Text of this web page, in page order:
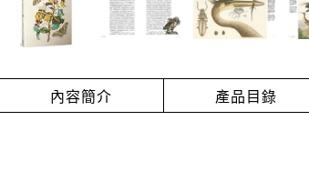
內容簡介 產品目錄